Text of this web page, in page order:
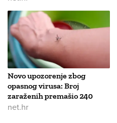
Novo upozorenje zbog
opasnog virusa: Broj
zaraženih premašio 240
net.hr